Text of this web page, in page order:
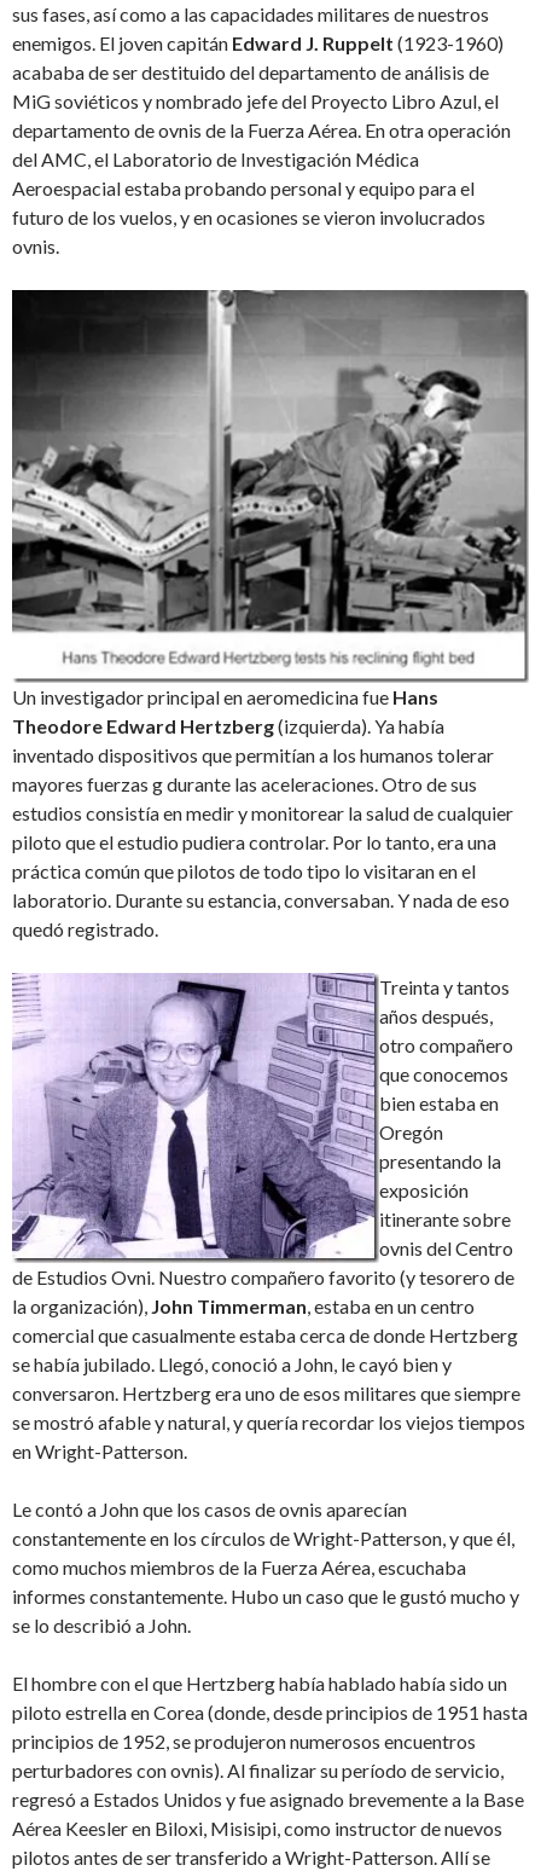
sus fases, así como a las capacidades militares de nuestros
enemigos. El joven capitán Edward J. Ruppelt (1923-1960)
acababa de ser destituido del departamento de análisis de
MiG soviéticos y nombrado jefe del Proyecto Libro Azul, el
departamento de ovnis de la Fuerza Aérea. En otra operación
del AMC, el Laboratorio de Investigación Médica
Aeroespacial estaba probando personal y equipo para el
futuro de los vuelos, y en ocasiones se vieron involucrados
ovnis.
Un investigador principal en aeromedicina fue Hans
Theodore Edward Hertzberg(izquierda). Ya había
inventado dispositivos que permitían a los humanos tolerar
mayores fuerzas g durante las aceleraciones. Otro de sus
estudios consistía en medir y monitorear la salud de cualquier
piloto que el estudio pudiera controlar. Por lo tanto, era una
práctica común que pilotos de todo tipo lo visitaran en el
laboratorio. Durante su estancia, conversaban. Y nada de eso
quedó registrado.
Treinta y tantos
años después,
otro compañero
que conocemos
bien estaba en
Oregón
presentando la
exposición
itinerante sobre
ovnis del Centro
de Estudios Ovni. Nuestro compañero favorito (y tesorero de
la organización), John Timmerman, estaba en un centro
comercial que casualmente estaba cerca de donde Hertzberg
se había jubilado. Llegó, conoció a John, le cayó bien y
conversaron. Hertzberg era uno de esos militares que siempre
se mostró afable y natural, y quería recordar los viejos tiempos
en Wright-Patterson.
Le contó a John que los casos de ovnis aparecían
constantemente en los círculos de Wright-Patterson, y que él,
como muchos miembros de la Fuerza Aérea, escuchaba
informes constantemente. Hubo un caso que le gustó mucho y
se lo describió a John.
El hombre con el que Hertzberg había hablado había sido un
piloto estrella en Corea (donde, desde principios de 1951 hasta
principios de 1952, se produjeron numerosos encuentros
perturbadores con ovnis). Al finalizar su período de servicio,
regresó a Estados Unidos y fue asignado brevemente a la Base
Aérea Keesler en Biloxi, Misisipi, como instructor de nuevos
pilotos antes de ser transferido a Wright-Patterson. Allí se